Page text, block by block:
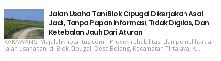
Jalan Usaha Tani Blok Cipugal Dikerjakan Asal
Jadi, Tanpa Papan Informasi, Tidak Digilas, Dan
Ketebalan Jauh Dari Aturan
KARAWANG, Majalahkriptantus.com – Proyek rehabilitasi dan pemeliharaan
jalan usaha tani di Blok Cipugal, Desa Bolang, Kecamatan Tirtajaya, K...